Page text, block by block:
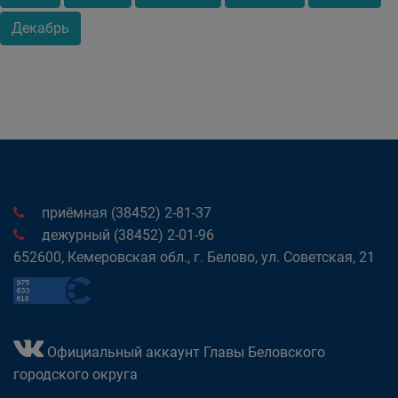
Декабрь
приёмная (38452) 2-81-37
дежурный (38452) 2-01-96
652600, Кемеровская обл., г. Белово, ул. Советская, 21
Официальный аккаунт Главы Беловского
городского округа